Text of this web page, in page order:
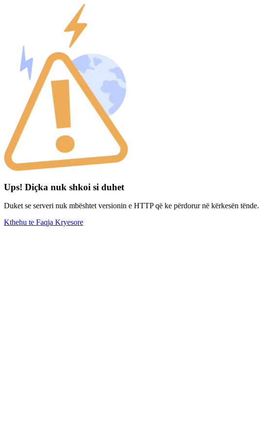
Ups! Diçka nuk shkoi si duhet
Duket se serveri nuk mbështet versionin e HTTP që ke përdorur në kërkesën tënde.
Kthehu te Faqja Kryesore